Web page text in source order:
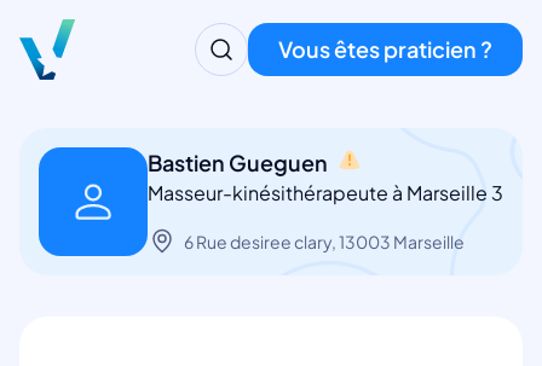
Vous êtes praticien ?
Bastien Gueguen
Masseur-kinésithérapeute à Marseille 3
6 Rue desiree clary, 13003 Marseille